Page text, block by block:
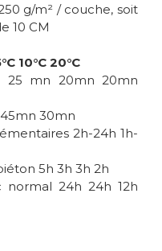
g/m² / couche, soit
10 CM
10°C 20°C
25 mn 20mn 20mn
30mn
2h-24h 1h-
5h 3h 3h 2h
normal 24h 24h 12h